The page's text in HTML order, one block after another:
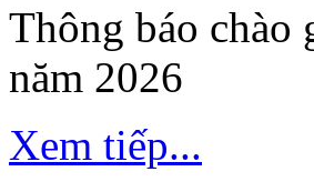
Thông báo chào
năm 2026
Xem tiếp...